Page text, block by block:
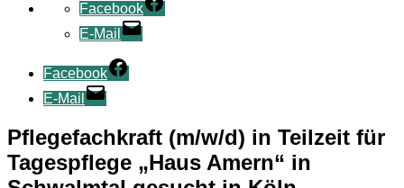
Facebook
E-Mail
Facebook
E-Mail
Pflegefachkraft (m/w/d) in Teilzeit für
Tagespflege „Haus Amern“ in